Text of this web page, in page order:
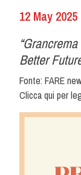
12 May 2025
Better
Fonte: FARE
Clicca qui per